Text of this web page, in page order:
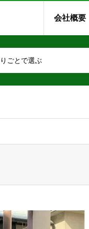
会社概要
ごとで選ぶ